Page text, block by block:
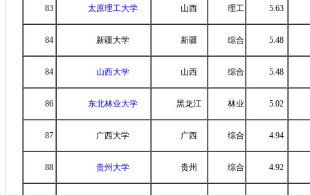
83 太原理工大学 山西 理工 5.63
84 新疆大学 新疆 综合 5.48
84 山西大学 山西 综合 5.48
86 东北林业大学 黑龙江 林业 5.02
87 广西大学 广西 综合 4.94
88 贵州大学 贵州 综合 4.92